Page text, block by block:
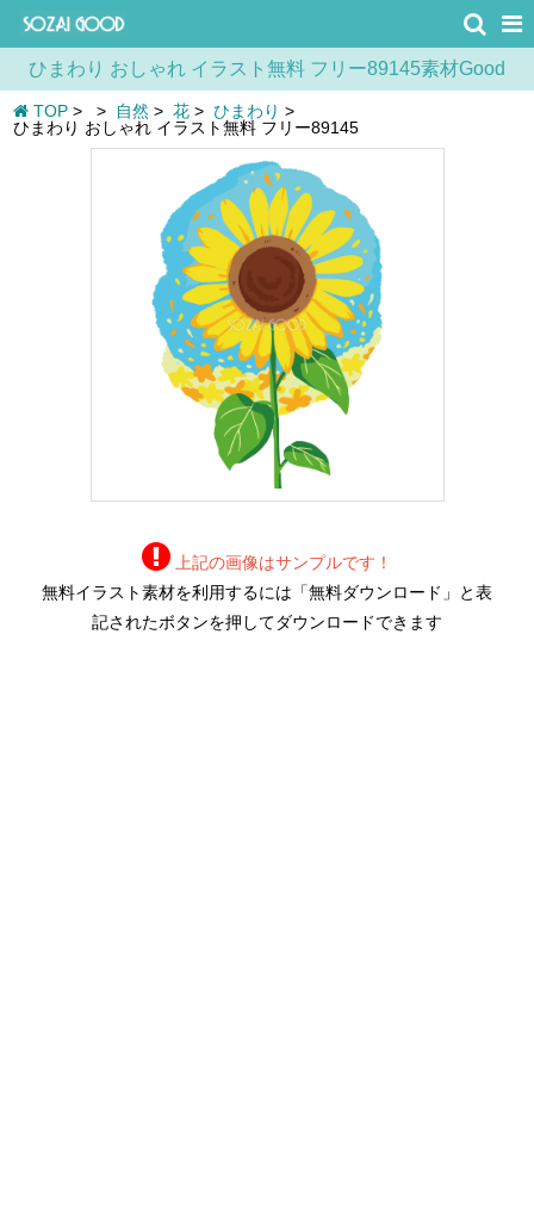
ひまわり おしゃれ イラスト無料 フリー89145素材Good
TOP > > 自然 > 花 > ひまわり >
ひまわり おしゃれ イラスト無料 フリー89145
上記の画像はサンプルです！
無料イラスト素材を利用するには「無料ダウンロード」と表
記されたボタンを押してダウンロードできます